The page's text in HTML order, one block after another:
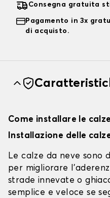
Consegna gratuita
Pagamento in 3x
di acquisto.
Come installare le
Installazione delle
Le calze da neve sono
per migliorare
strade innevate o
semplice e veloce se